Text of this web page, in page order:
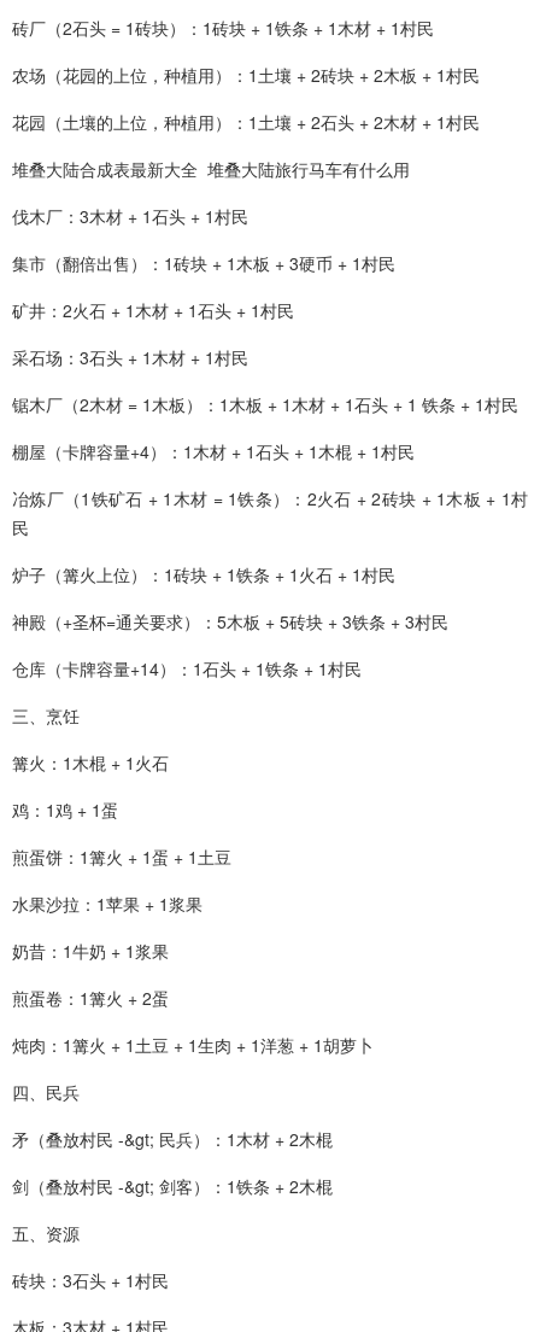
砖厂（2石头 = 1砖块）：1砖块 + 1铁条 + 1木材 + 1村民
农场（花园的上位，种植用）：1土壤 + 2砖块 + 2木板 + 1村民
花园（土壤的上位，种植用）：1土壤 + 2石头 + 2木材 + 1村民
堆叠大陆合成表最新大全 堆叠大陆旅行马车有什么用
伐木厂：3木材 + 1石头 + 1村民
集市（翻倍出售）：1砖块 + 1木板 + 3硬币 + 1村民
矿井：2火石 + 1木材 + 1石头 + 1村民
采石场：3石头 + 1木材 + 1村民
锯木厂（2木材 = 1木板）：1木板 + 1木材 + 1石头 + 1 铁条 + 1村民
棚屋（卡牌容量+4）：1木材 + 1石头 + 1木棍 + 1村民
冶炼厂（1铁矿石 + 1木材 = 1铁条）：2火石 + 2砖块 + 1木板 + 1村
民
炉子（篝火上位）：1砖块 + 1铁条 + 1火石 + 1村民
神殿（+圣杯=通关要求）：5木板 + 5砖块 + 3铁条 + 3村民
仓库（卡牌容量+14）：1石头 + 1铁条 + 1村民
三、烹饪
篝火：1木棍 + 1火石
鸡：1鸡 + 1蛋
煎蛋饼：1篝火 + 1蛋 + 1土豆
水果沙拉：1苹果 + 1浆果
奶昔：1牛奶 + 1浆果
煎蛋卷：1篝火 + 2蛋
炖肉：1篝火 + 1土豆 + 1生肉 + 1洋葱 + 1胡萝卜
四、民兵
矛（叠放村民 -&gt; 民兵）：1木材 + 2木棍
剑（叠放村民 -&gt; 剑客）：1铁条 + 2木棍
五、资源
砖块：3石头 + 1村民
木板：3木材 + 1村民